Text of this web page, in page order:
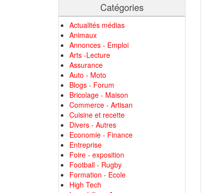
Catégories
Actualités médias
Animaux
Annonces - Emploi
Arts -Lecture
Assurance
Auto - Moto
Blogs - Forum
Bricolage - Maison
Commerce - Artisan
Cuisine et recette
Divers - Autres
Economie - Finance
Entreprise
Foire - exposition
Football - Rugby
Formation - Ecole
High Tech